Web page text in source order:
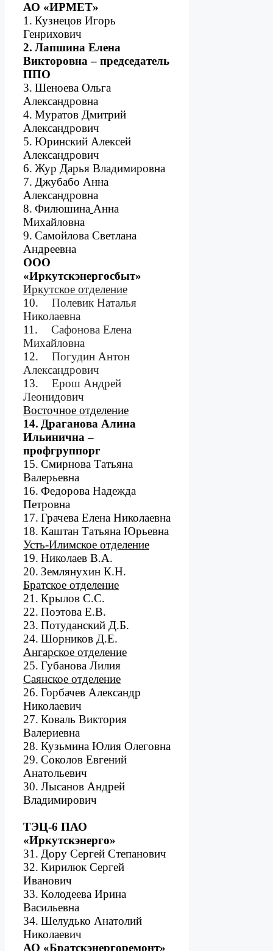
АО «ИРМЕТ»
1. Кузнецов Игорь
Генрихович
2. Лапшина Елена
Викторовна – председатель
ППО
3. Шеноева Ольга
Александровна
4. Муратов Дмитрий
Александрович
5. Юринский Алексей
Александрович
6. Жур Дарья Владимировна
7. Джубабо Анна
Александровна
8. Филюшина Анна
Михайловна
9. Самойлова Светлана
Андреевна
ООО
«Иркутскэнергосбыт»
Иркутское отделение
10.
Полевик Наталья
Николаевна
11.
Сафонова Елена
Михайловна
12.
Погудин Антон
Александрович
13.
Ерош Андрей
Леонидович
Восточное отделение
14. Драганова Алина
Ильинична –
профгруппорг
15. Смирнова Татьяна
Валерьевна
16. Федорова Надежда
Петровна
17. Грачева Елена Николаевна
18. Каштан Татьяна Юрьевна
Усть-Илимское отделение
19. Николаев В.А.
20. Землянухин К.Н.
Братское отделение
21. Крылов С.С.
22. Поэтова Е.В.
23. Потуданский Д.Б.
24. Шорников Д.Е.
Ангарское отделение
25. Губанова Лилия
Саянское отделение
26. Горбачев Александр
Николаевич
27. Коваль Виктория
Валериевна
28. Кузьмина Юлия Олеговна
29. Соколов Евгений
Анатольевич
30. Лысанов Андрей
Владимирович
ТЭЦ-6 ПАО
«Иркутскэнерго»
31. Дору Сергей Степанович
32. Кирилюк Сергей
Иванович
33. Колодеева Ирина
Васильевна
34. Шелудько Анатолий
Николаевич
АО «Братскэнергоремонт»